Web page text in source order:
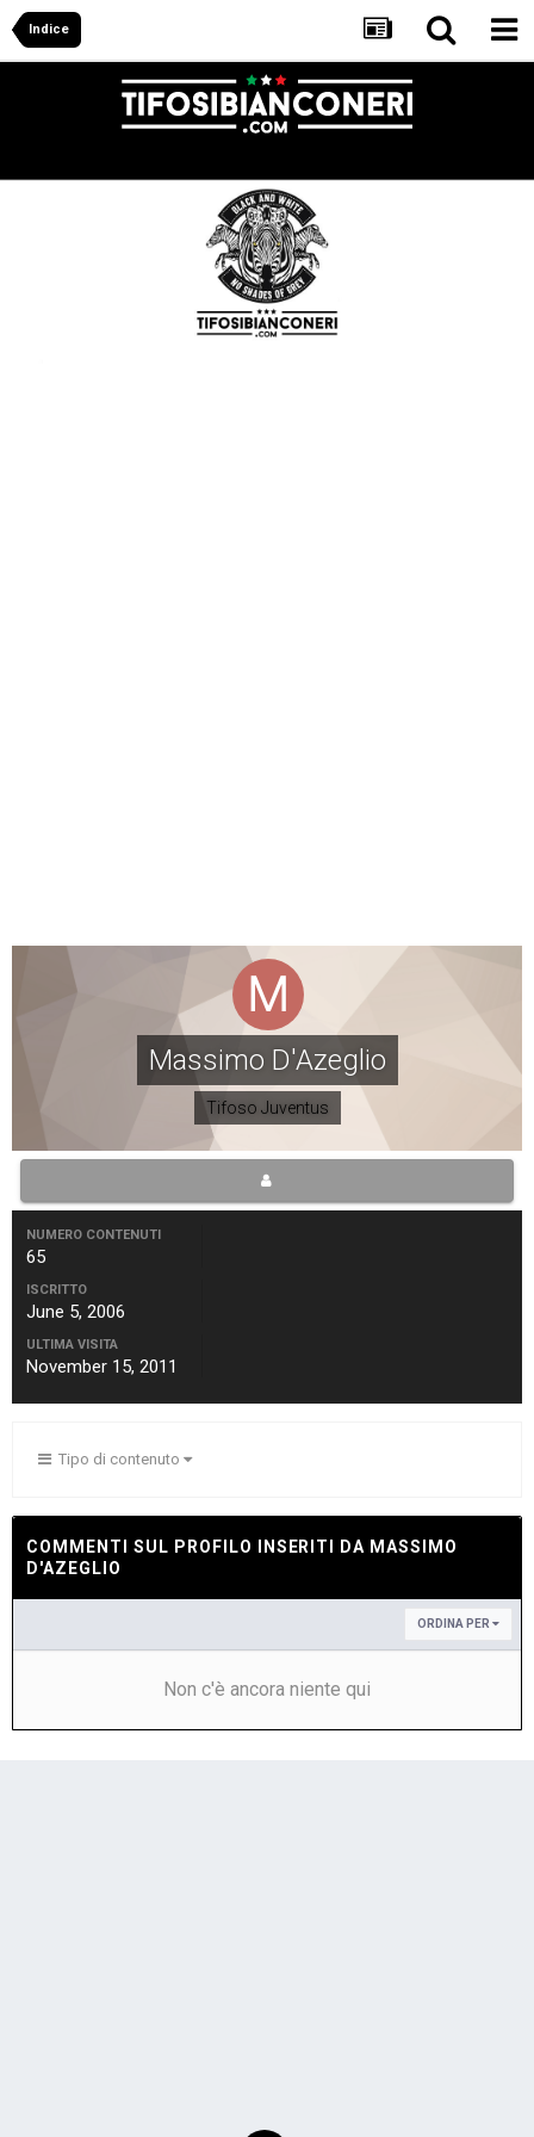
Indice
Massimo D'Azeglio
Tifoso Juventus
NUMERO CONTENUTI
65
ISCRITTO
June 5, 2006
ULTIMA VISITA
November 15, 2011
Tipo di contenuto
COMMENTI SUL PROFILO INSERITI DA MASSIMO
D'AZEGLIO
ORDINA PER
Non c'è ancora niente qui